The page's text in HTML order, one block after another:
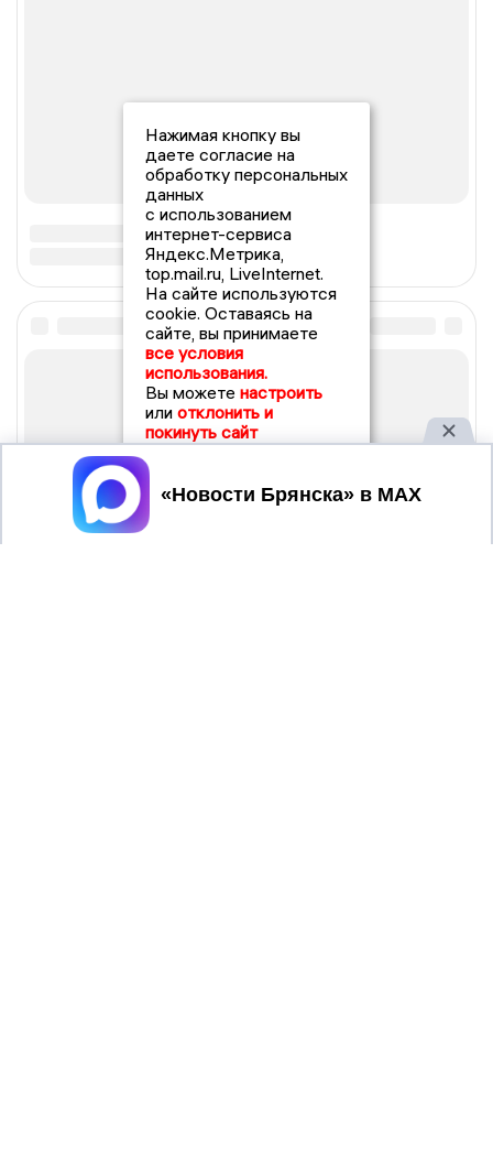
Нажимая кнопку вы
даете согласие на
обработку персональных
данных
с использованием
интернет-сервиса
Яндекс.Метрика,
top.mail.ru, LiveInternet.
На сайте используются
cookie. Оставаясь на
сайте, вы принимаете
все условия
использования.
Вы можете настроить
или отклонить и
покинуть сайт
Принять